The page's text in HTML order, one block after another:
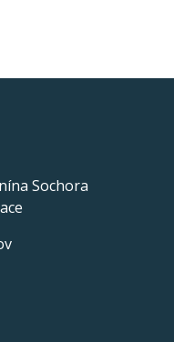
Sochora